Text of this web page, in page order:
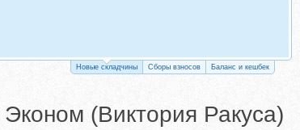
Новые складчины Сборы взносов Баланс и кешбек
(Виктория Ракуса)